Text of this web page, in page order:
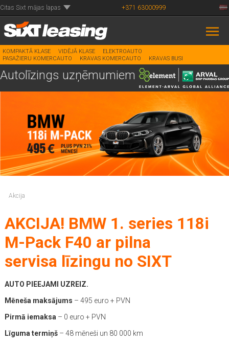
Citas Sixt mājas lapas +371 63000999
KOMPAKTĀ KLASE VIDĒJĀ KLASE
ELEKTROAUTO
PASAŽIERU KOMERCAUTO
KRAVAS KOMERCAUTO KRAVAS BUSI
Autolīzings uzņēmumiem
Akcija
AKCIJA! BMW 1. series 118i
M-Pack F40 ar pilna
servisa līzingu no SIXT
AUTO PIEEJAMI UZREIZ.
Mēneša maksājums – 495 euro + PVN
Pirmā iemaksa– 0 euro + PVN
Līguma termiņš– 48 mēneši un 80 000 km